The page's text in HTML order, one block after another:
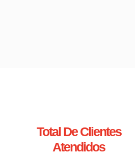
Total De Clientes
Atendidos